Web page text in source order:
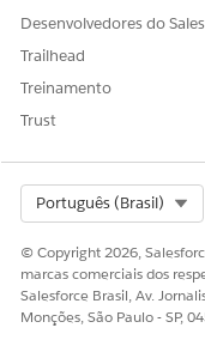
quais os
de uso de dados
os solicitantes
mapeie um
ESTE
Diga-nos
Desenvolvedores do
Trailhead
Treinamento
Trust
Português (Brasil)
© Copyright 2026,
marcas comerciais dos
Salesforce Brasil, Av.
Monções, São Paulo - SP,